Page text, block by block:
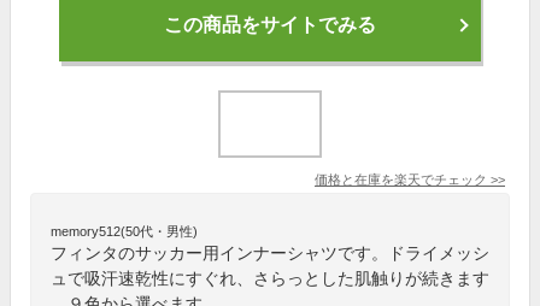
この商品をサイトでみる
価格と在庫を楽天でチェック >>
memory512(50代・男性)
フィンタのサッカー用インナーシャツです。ドライメッシ
ュで吸汗速乾性にすぐれ、さらっとした肌触りが続きます